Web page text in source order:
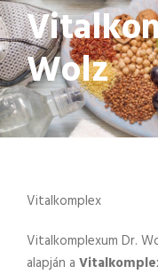
Wolz
Vitalkomplex
Vitalkomplexum Dr.
alapján a